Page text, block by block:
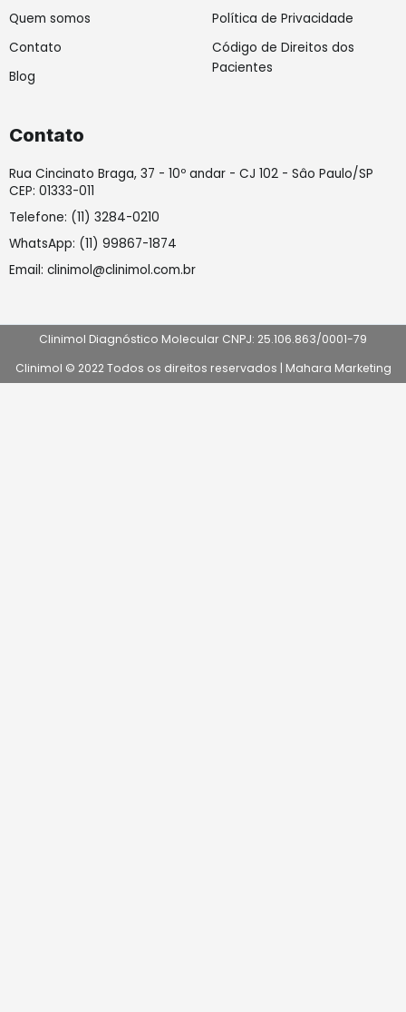
Quem somos
Contato
Blog
Política de Privacidade
Código de Direitos dos
Pacientes
Contato
Rua Cincinato Braga, 37 - 10º andar - CJ 102 - Sâo Paulo/SP
CEP: 01333-011
Telefone: (11) 3284-0210
WhatsApp: (11) 99867-1874
Email: clinimol@clinimol.com.br
Clinimol Diagnóstico Molecular CNPJ: 25.106.863/0001-79
Clinimol © 2022 Todos os direitos reservados | Mahara Marketing